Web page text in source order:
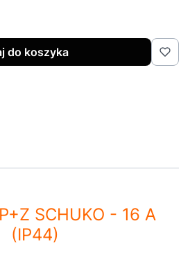
do koszyka
SCHUKO - 16 A
(IP44)